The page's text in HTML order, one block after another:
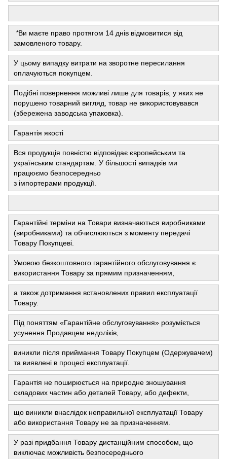
*Ви маєте право протягом 14 днів відмовитися від
замовленого товару.
У цьому випадку витрати на зворотне пересилання
оплачуються покупцем.
Подібні повернення можливі лише для товарів, у яких не
порушено товарний вигляд, товар не використовувався
(збережена заводська упаковка).
Гарантія якості
Вся продукція повністю відповідає європейським та
українським стандартам. У більшості випадків ми
працюємо безпосередньо
з імпортерами продукції.
Гарантійні терміни на Товари визначаються виробниками
(виробниками) та обчислюються з моменту передачі
Товару Покупцеві.
Умовою безкоштовного гарантійного обслуговування є
використання Товару за прямим призначенням,
а також дотримання встановлених правил експлуатації
Товару.
Під поняттям «Гарантійне обслуговування» розуміється
усунення Продавцем недоліків,
виникли після приймання Товару Покупцем (Одержувачем)
та виявлені в процесі експлуатації.
Гарантія не поширюється на природне зношування
складових частин або деталей Товару, або дефекти,
що виникли внаслідок неправильної експлуатації Товару
або використання Товару не за призначенням.
У разі придбання Товару дистанційним способом, що
виключає можливість безпосереднього